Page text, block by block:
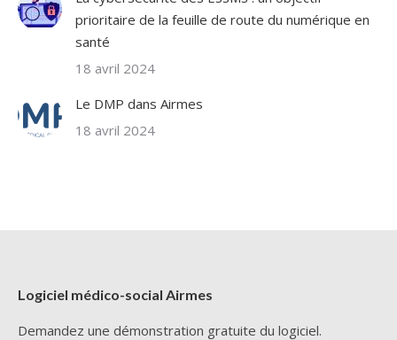
prioritaire de la feuille de route du numérique en
santé
18 avril 2024
Le DMP dans Airmes
18 avril 2024
Logiciel médico-social Airmes
Demandez une démonstration gratuite du logiciel.